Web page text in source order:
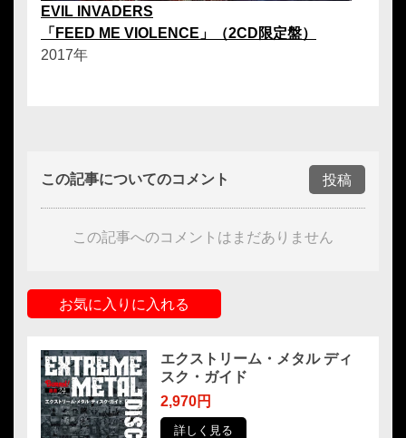
EVIL INVADERS
「FEED ME VIOLENCE」（2CD限定盤）
2017年
この記事についてのコメント 投稿
この記事へのコメントはまだありません
お気に入りに入れる
エクストリーム・メタル ディ
スク・ガイド
2,970円
詳しく見る